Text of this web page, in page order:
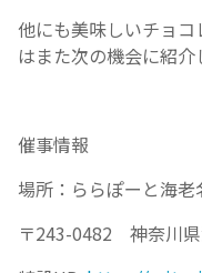
他にも美味しいチョ
はまた次の機会に紹
催事情報
場所：ららぽーと海
〒243-0482 神奈川